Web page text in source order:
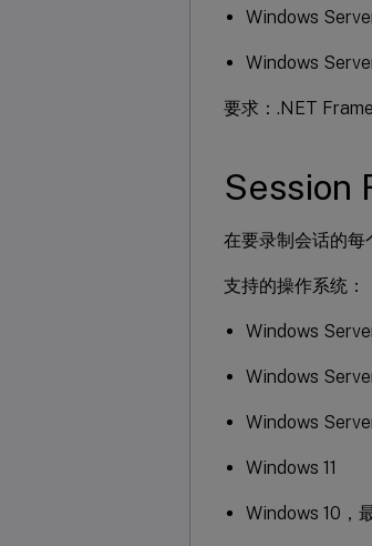
Windows
Windows
要求：.NET
Session
在要录制会话的
支持的操作系统：
Windows
Windows
Windows
Windows 11
Windows 10，